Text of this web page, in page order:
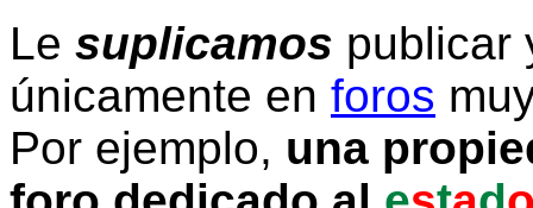
Le suplicamos publicar
únicamente en foros
Por ejemplo, una